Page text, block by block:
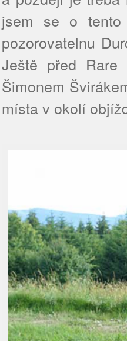
jsem se o tento
pozorovatelnu
Ještě před Rare
Šimonem
místa v okolí